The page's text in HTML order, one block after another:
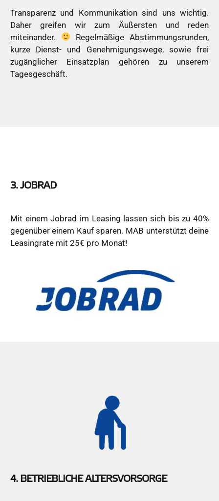
Transparenz und Kommunikation sind uns wichtig.
Daher greifen wir zum Äußersten und reden
miteinander.
Regelmäßige Abstimmungsrunden,
kurze Dienst- und Genehmigungswege, sowie frei
zugänglicher Einsatzplan gehören zu unserem
Tagesgeschäft.
3. JOBRAD
Mit einem Jobrad im Leasing lassen sich bis zu 40%
gegenüber einem Kauf sparen. MAB unterstützt deine
Leasingrate mit 25€ pro Monat!
4. BETRIEBLICHE ALTERSVORSORGE